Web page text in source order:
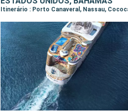
Itinerário : Porto Canaveral, Nassau,